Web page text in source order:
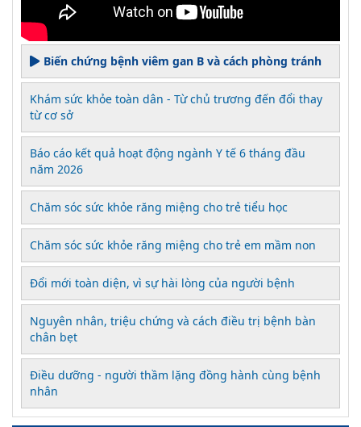
Biến chứng bệnh viêm gan B và cách phòng tránh
Khám sức khỏe toàn dân - Từ chủ trương đến đổi thay
từ cơ sở
Báo cáo kết quả hoạt động ngành Y tế 6 tháng đầu
năm 2026
Chăm sóc sức khỏe răng miệng cho trẻ tiểu học
Chăm sóc sức khỏe răng miệng cho trẻ em mầm non
Đổi mới toàn diện, vì sự hài lòng của người bệnh
Nguyên nhân, triệu chứng và cách điều trị bệnh bàn
chân bẹt
Điều dưỡng - người thầm lặng đồng hành cùng bệnh
nhân